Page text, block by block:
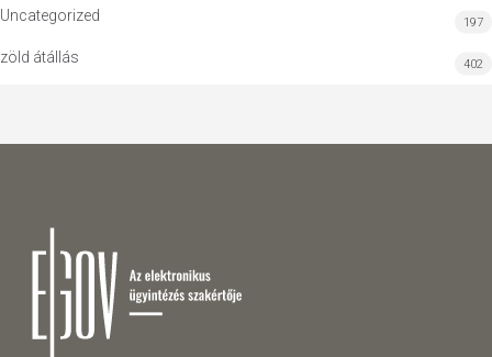
Uncategorized 197
zöld átállás 402